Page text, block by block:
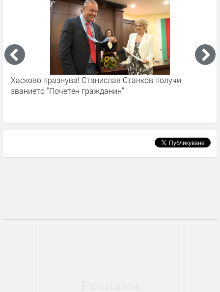
празнува! Станислав Станков получи
"Почетен гражданин"
Хасково